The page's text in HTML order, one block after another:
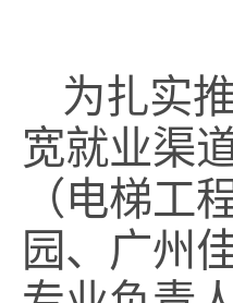
为扎实
宽就业渠
（电梯工
园、广州